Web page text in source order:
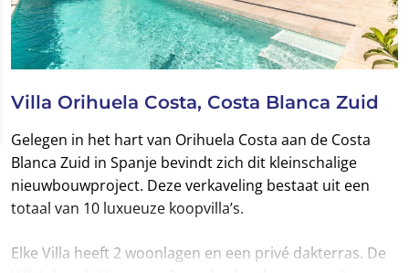
Villa Orihuela Costa, Costa Blanca Zuid
Gelegen in het hart van Orihuela Costa aan de Costa
Blanca Zuid in Spanje bevindt zich dit kleinschalige
nieuwbouwproject. Deze verkaveling bestaat uit een
totaal van 10 luxueuze koopvilla’s.
Elke Villa heeft 2 woonlagen en een privé dakterras. De